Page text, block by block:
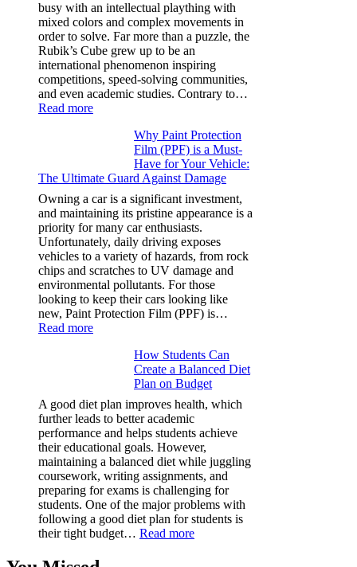
Model
Y,
and
More
busy with an intellectual plaything with
mixed colors and complex movements in
order to solve. Far more than a puzzle, the
Rubik’s Cube grew up to be an
international phenomenon inspiring
competitions, speed-solving communities,
and even academic studies. Contrary to…
Read more:
Solve
Rubik’s
Cube?
Facts
&
Figures
Why Paint Protection
Film (PPF) is a Must-
Have for Your Vehicle:
The Ultimate Guard Against Damage
Owning a car is a significant investment,
and maintaining its pristine appearance is a
priority for many car enthusiasts.
Unfortunately, daily driving exposes
vehicles to a variety of hazards, from rock
chips and scratches to UV damage and
environmental pollutants. For those
looking to keep their cars looking like
new, Paint Protection Film (PPF) is…
Read more:
Protection
(PPF)
is
a
Must-
Have
for
Your
Vehicle:
The
Ultimate
Guard
How Students Can
Create a Balanced Diet
Plan on Budget
A good diet plan improves health, which
further leads to better academic
performance and helps students achieve
their educational goals. However,
maintaining a balanced diet while juggling
coursework, writing assignments, and
preparing for exams is challenging for
students. One of the major problems with
following a good diet plan for students is
their tight budget… Read more: